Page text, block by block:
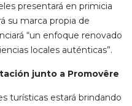
presentará en primicia
su marca propia de
“un enfoque renovado
locales auténticas”.
junto a Promovêre
turísticas estará brindando